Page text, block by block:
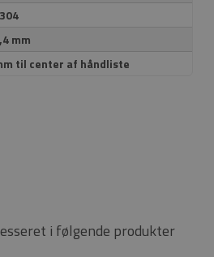
mm
til center af håndliste
i følgende produkter